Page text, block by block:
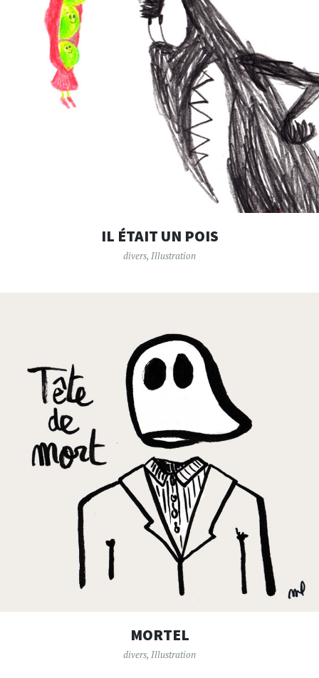
IL ÉTAIT UN POIS
divers, Illustration
MORTEL
divers, Illustration